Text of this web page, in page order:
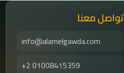
تواصل معنا
info@alamelgawda.com
+2 01008415359